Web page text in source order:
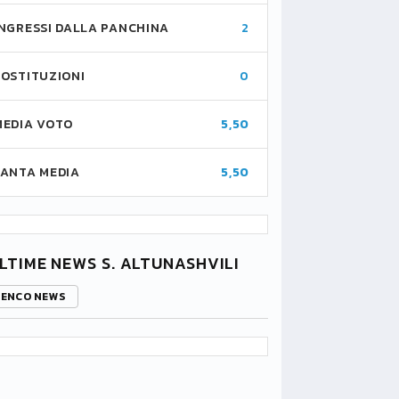
DALLA PANCHINA 2
0
VOTO 5,50
MEDIA 5,50
NEWS S. ALTUNASHVILI
NEWS